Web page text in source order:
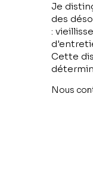
Je
des
:
Cette
Nous